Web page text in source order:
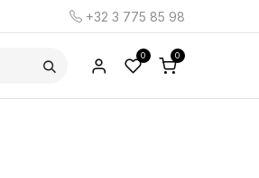
+32 3 775 85 98
0 0